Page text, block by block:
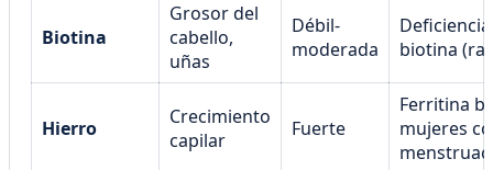
Biotina
Grosor del
cabello,
uñas
Débil-
moderada
biotina
Hierro
Crecimiento
capilar
Fuerte
Ferritina
mujeres